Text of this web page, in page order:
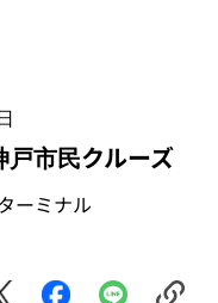
市民クルーズ
ーミナル